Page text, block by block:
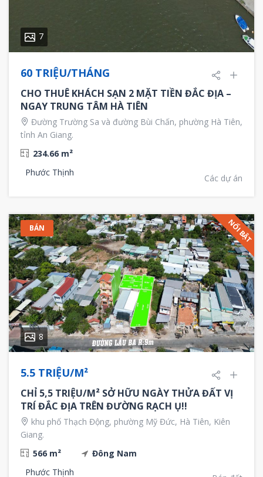
7
60 TRIỆU/THÁNG
CHO THUÊ KHÁCH SẠN 2 MẶT TIỀN ĐẮC ĐỊA –
NGAY TRUNG TÂM HÀ TIÊN
Đường Trường Sa và đường Bùi Chấn, phường Hà Tiên,
tỉnh An Giang.
234.66 m²
Phước Thịnh
Các dự án
BÁN NỔI BẬT
8
5.5 TRIỆU/M²
CHỈ 5,5 TRIỆU/M² SỞ HỮU NGÀY THỬA ĐẤT VỊ
TRÍ ĐẮC ĐỊA TRÊN ĐƯỜNG RẠCH Ụ!!
khu phố Thạch Động, phường Mỹ Đức, Hà Tiên, Kiên
Giang.
566 m²
Đông Nam
Phước Thịnh